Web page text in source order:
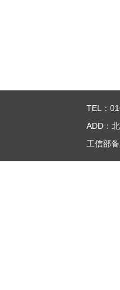
TEL：
ADD：
工信部备